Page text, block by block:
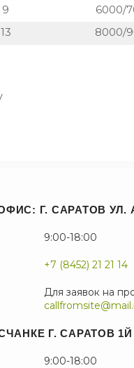
9 6000/
13 8000/
Г. САРАТОВ УЛ.
9:00-18:00
+7 (8452) 21 21 14
Для заявок на
Г. САРАТОВ
9:00-18:00